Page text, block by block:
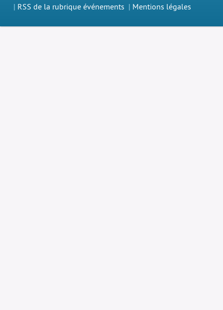
| RSS de la rubrique événements | Mentions légales